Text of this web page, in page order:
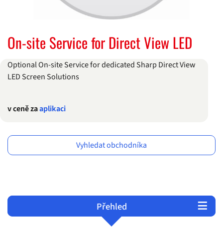
On-site Service for Direct View LED
Optional On-site Service for dedicated Sharp Direct View
LED Screen Solutions
v ceně zaaplikaci
Vyhledat obchodníka
Přehled
Podmínky a ustanovení
Servis a podpora
Produkty